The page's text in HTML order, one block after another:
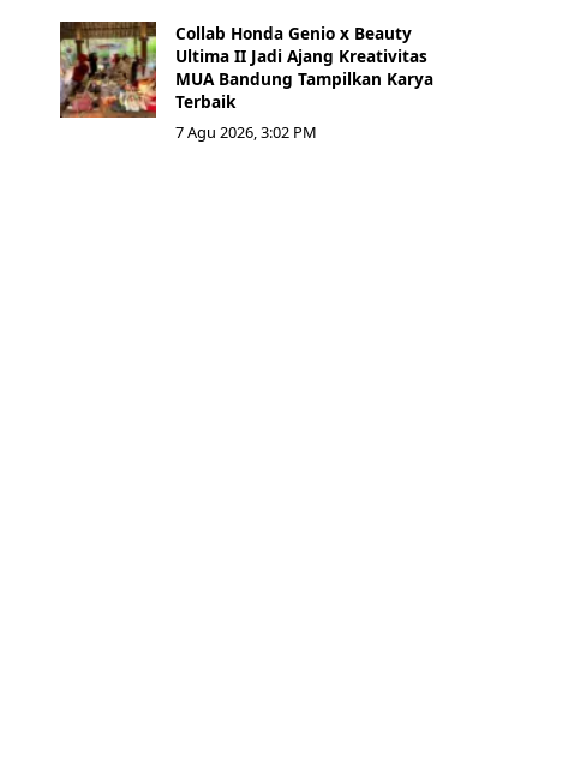
Collab Honda Genio x Beauty
Ultima II Jadi Ajang Kreativitas
MUA Bandung Tampilkan Karya
Terbaik
7 Agu 2026, 3:02 PM